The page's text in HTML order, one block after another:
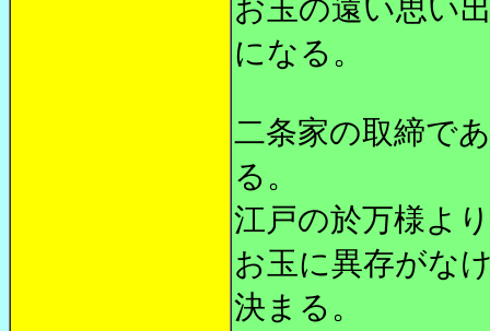
お玉の遠い思い
になる。
二条家の取締で
る。
江戸の於万様よ
お玉に異存がな
決まる。